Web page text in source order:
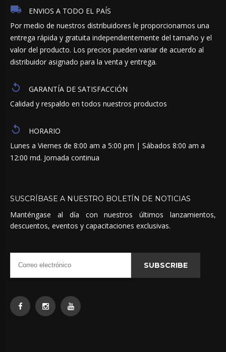
ENVIOS A TODO EL PAÍS
Por medio de nuestros distribuidores le proporcionamos una
entrega rápida y gratuita independientemente del tamaño y el
valor del producto. Los precios pueden variar de acuerdo al
distribuidor asignado para la venta y entrega.
GARANTÍA DE SATISFACCIÓN
Calidad y respaldo en todos nuestros productos
HORARIO
Lunes a Viernes de 8:00 am a 5:00 pm | Sábados 8:00 am a
12:00 md. Jornada continua
SUSCRÍBASE A NUESTRO BOLETÍN DE NOTICIAS
Manténgase al día con nuestros últimos lanzamientos,
descuentos, eventos y capacitaciones exclusivas.
SUBSCRIBE